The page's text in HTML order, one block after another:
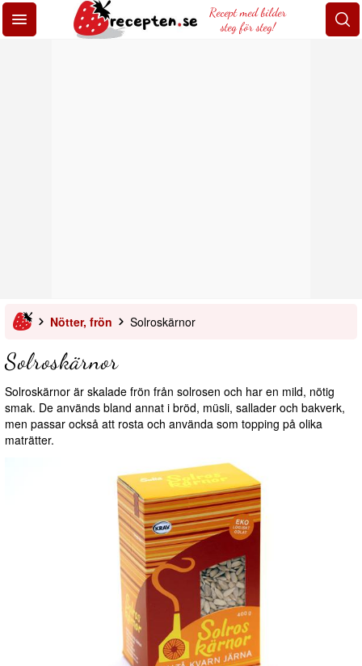
Recept med bilder
steg för steg!
Nötter, frön Solroskärnor
Solroskärnor
Solroskärnor är skalade frön från solrosen och har en mild, nötig
smak. De används bland annat i bröd, müsli, sallader och bakverk,
men passar också att rosta och använda som topping på olika
maträtter.